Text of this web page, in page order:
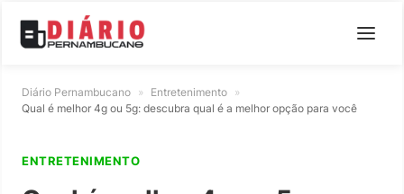
Diário Pernambucano » Entretenimento »
Qual é melhor 4g ou 5g: descubra qual é a melhor opção para você
ENTRETENIMENTO